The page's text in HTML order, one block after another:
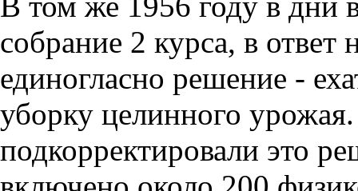
собрание 2 курса, в
единогласно решение -
уборку целинного
подкорректировали это